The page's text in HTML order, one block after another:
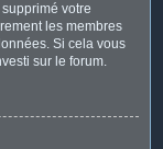
supprimé votre
les membres
Si cela vous
sur le forum.